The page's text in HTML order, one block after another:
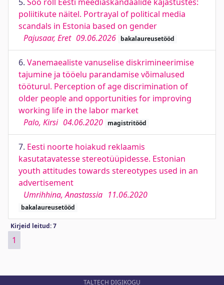
poliitikute näitel. Portrayal of political media
scandals in Estonia based on gender
Pajusaar, Eret 09.06.2026 bakalaureusetööd
6. Vanemaealiste vanuselise diskrimineerimise
tajumine ja tööelu parandamise võimalused
tööturul. Perception of age discrimination of
older people and opportunities for improving
working life in the labor market
Palo, Kirsi 04.06.2020 magistritööd
7. Eesti noorte hoiakud reklaamis
kasutatavatesse stereotüüpidesse. Estonian
youth attitudes towards stereotypes used in an
advertisement
Umrihhina, Anastassia 11.06.2020
bakalaureusetööd
Kirjeid leitud: 7
1
TALTECH DIGIKOGU